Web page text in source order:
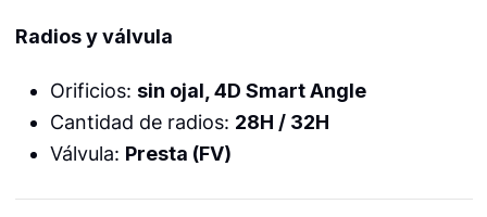
Radios y válvula
Orificios: sin ojal, 4D Smart Angle
Cantidad de radios: 28H / 32H
Válvula: Presta (FV)